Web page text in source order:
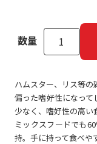
数量
ハムスター、リス等の
偏った嗜好性になっ
少なく、嗜好性の高い
ミックスフードでも
持。手に持って食べや